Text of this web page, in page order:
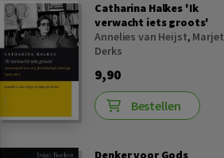
Catharina Halkes 'Ik
verwacht iets groots'
Annelies van Heijst, Marjet
Derks
9,90
Bestellen
Denker voor Gods